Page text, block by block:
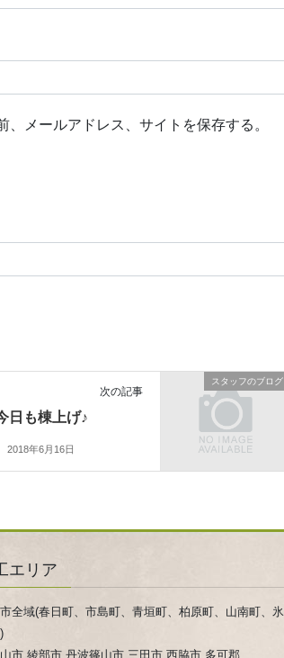
メールアドレス、サイトを保存する。
スタッフのブログ
次の記事
日も棟上げ♪
2018年6月16日
エリア
全域(春日町、市島町、青垣町、柏原町、山南町、氷
市,綾部市,丹波篠山市,三田市,西脇市,多可郡